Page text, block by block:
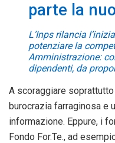
parte la
L’Inps rilancia
potenziare la
Amministrazione:
dipendenti, da
A scoraggiare
burocrazia farraginosa e
informazione. Eppure, i
Fondo For.Te., ad